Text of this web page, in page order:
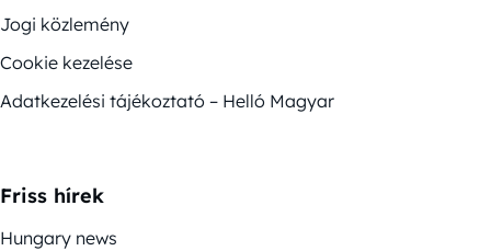
Jogi közlemény
Cookie kezelése
Adatkezelési tájékoztató – Helló Magyar
Friss hírek
Hungary news